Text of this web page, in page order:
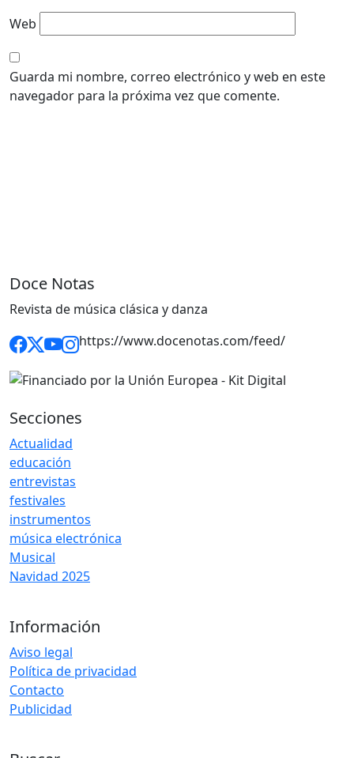
Web
Guarda mi nombre, correo electrónico y web en este
navegador para la próxima vez que comente.
Doce Notas
Revista de música clásica y danza
https://www.docenotas.com/feed/
Secciones
Actualidad
educación
entrevistas
festivales
instrumentos
música electrónica
Musical
Navidad 2025
Información
Aviso legal
Política de privacidad
Contacto
Publicidad